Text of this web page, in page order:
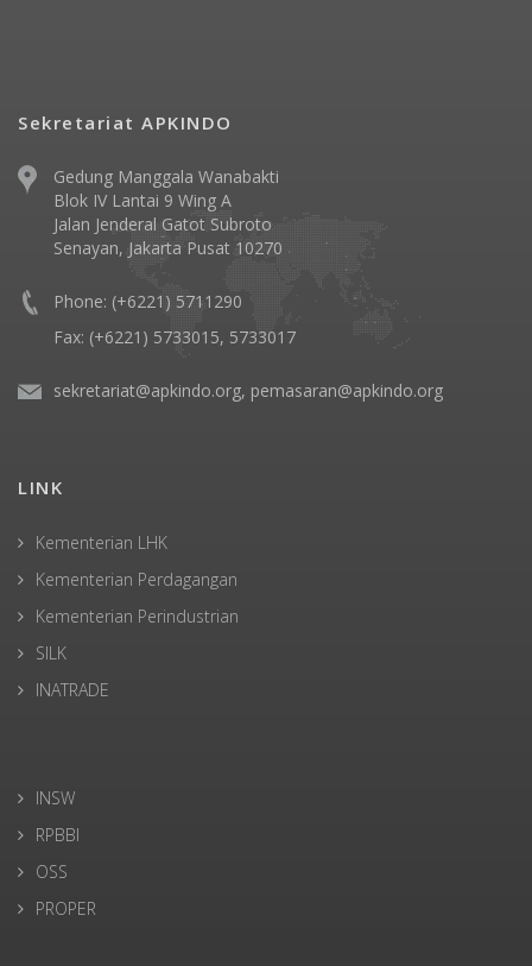
Sekretariat APKINDO
Gedung Manggala Wanabakti
Blok IV Lantai 9 Wing A
Jalan Jenderal Gatot Subroto
Senayan, Jakarta Pusat 10270
Phone: (+6221) 5711290
Fax: (+6221) 5733015, 5733017
sekretariat@apkindo.org, pemasaran@apkindo.org
LINK
Kementerian LHK
Kementerian Perdagangan
Kementerian Perindustrian
SILK
INATRADE
INSW
RPBBI
OSS
PROPER